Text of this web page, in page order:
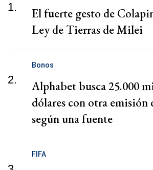
1.
El fuerte gesto de
Ley de Tierras de Milei
2.
Bonos
Alphabet busca 25.000
dólares con otra emisión
según una fuente
FIFA